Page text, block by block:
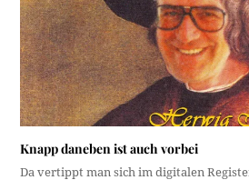
Knapp daneben ist auch vorbei
Da vertippt man sich im digitalen